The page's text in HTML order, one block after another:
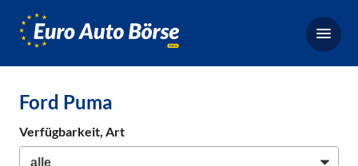
Börse,
Ford Puma
Verfügbarkeit, Art